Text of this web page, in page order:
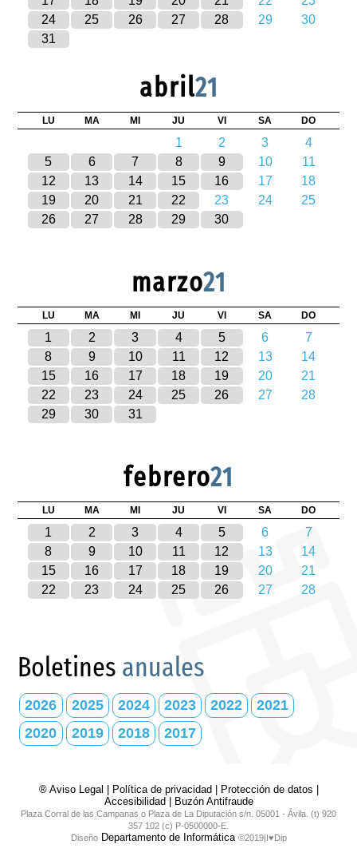
24
25 26 27 28 29
30
31
abril21
LU MA MI JU VI SA DO
1 2 3
4
5
6 7 8 9 10
11
12
13 14 15 16 17
18
19
20 21 22 23 24
25
26
27 28 29 30
marzo21
LU MA MI JU VI SA DO
1 2 3 4 5 6
7
8
9 10 11 12 13
14
15
16 17 18 19 20
21
22
23 24 25 26 27
28
29
30 31
febrero21
LU MA MI JU VI SA DO
1 2 3 4 5 6
7
8
9 10 11 12 13
14
15
16 17 18 19 20
21
22
23 24 25 26 27 28
Boletines anuales
2026 2025 2024 2023 2022
2021
2020
2019 2018 2017
® Aviso Legal | Política de privacidad| Protección de datos |
Accesibilidad| Buzón Antifraude
Plaza Corral de las Campanas o Plaza de La Diputación s/n. 05001 - Ávila. (t) 920
357 102 (c) P-0500000-E.
DiseñoDepartamento de Informática ©2019|I♥Dip